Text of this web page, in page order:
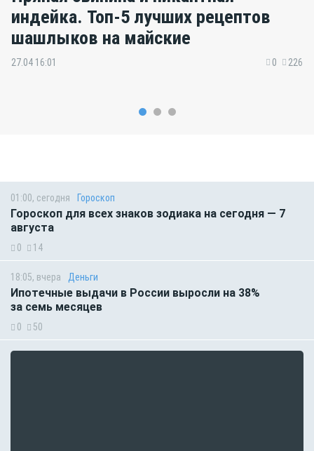
индейка. Топ-5 лучших рецептов
шашлыков на майские
27.04 16:01 0 226
01:00, сегодня Гороскоп
Гороскоп для всех знаков зодиака на сегодня — 7
августа
0 14
18:05, вчера Деньги
Ипотечные выдачи в России выросли на 38%
за семь месяцев
0 50